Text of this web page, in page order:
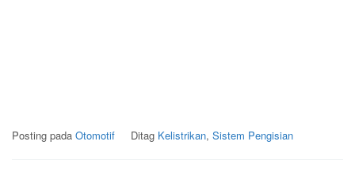
Posting pada Otomotif Ditag Kelistrikan, Sistem Pengisian